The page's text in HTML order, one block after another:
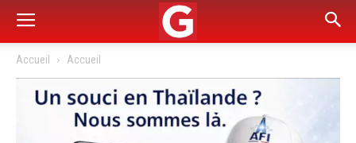
Accueil Accueil